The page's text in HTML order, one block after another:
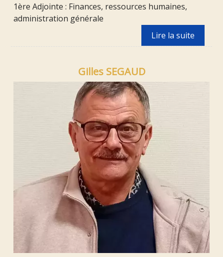
1ère Adjointe : Finances, ressources humaines,
administration générale
Gilles SEGAUD